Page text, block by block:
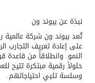
نبذة عن بيوند ون
تُعد بيوند ون شركة عالمية
على إعادة تعريف التجارب
النمو. وانطلاقاً من قاعدة
حلولاً رقمية مبتكرة تتيح
وسلسة تلبي احتياجاتهم.